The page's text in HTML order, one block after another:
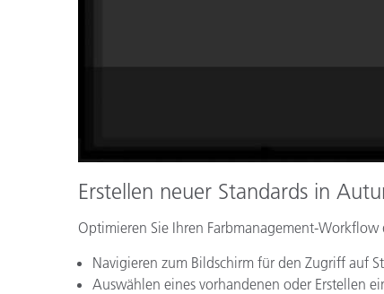
Erstellen neuer Standards in
Optimieren Sie Ihren Farbmanagement-
Navigieren zum Bildschirm für den Zugriff auf
Auswählen eines vorhandenen oder Erstellen